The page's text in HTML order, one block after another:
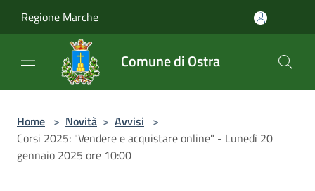
Regione Marche
Comune di Ostra
Home > Novità > Avvisi >
Corsi 2025: "Vendere e acquistare online" - Lunedì 20
gennaio 2025 ore 10:00